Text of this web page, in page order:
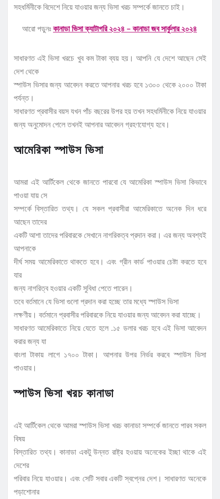
সহধর্মিনীকে বিদেশে নিয়ে যাওয়ার জন্য ভিসা খরচ সম্পর্কে জানতে চাই।
আরো পড়ুনঃকানাডা ভিসা ক্যাটাগরি ২০২৪ – কানাডা জব সার্কুলার ২০২৪
সাধারণত এই ভিসা খরচে খুব কম টাকা ব্যয় হয়। আপনি যে দেশে আছেন সেই
দেশ থেকে
স্পাউস ভিসার জন্য আবেদন করতে আপনার খরচ হবে ১৩০০ থেকে ২০০০ টাকা
পর্যন্ত।
সাধারণত প্রবাসীর বয়স যখন পাঁচ বছরের উপর হয় তখন সহধর্মিনীকে নিয়ে যাওয়ার
জন্য অনুমোদন পেলে তখনই আপনার আবেদন গ্রহণযোগ্য হবে।
আমেরিকা স্পাউস ভিসা
আমরা এই আর্টিকেল থেকে জানতে পারবো যে আমেরিকা স্পাউস ভিসা কিভাবে
পাওয়া যায় সে
সম্পর্কে বিস্তারিত তথ্য। যে সকল প্রবাসীরা আমেরিকাতে অনেক দিন ধরে
আছেন তাদের
একটি আশা তাদের পরিবারকে সেখানে নাগরিকত্ব প্রদান করা। এর জন্য অবশ্যই
আপনাকে
দীর্ঘ সময় আমেরিকাতে থাকতে হবে। এবং গ্রীন কার্ড পাওয়ার চেষ্টা করতে হবে
যার
জন্য নাগরিত্ব হওয়ার একটি সুবিধা পেতে পারেন।
তবে বর্তমানে যে ভিসা গুলো প্রদান করা হচ্ছে তার মধ্যে স্পাউস ভিসা
লক্ষণীয়। বর্তমানে প্রবাসীর পরিবারকে নিয়ে যাওয়ার জন্য আবেদন করা যাচ্ছে।
সাধারণত আমেরিকাতে নিয়ে যেতে হলে .১৫ ডলার খরচ হবে এই ভিসা আবেদন
করার জন্য যা
বাংলা টাকায় লাগে ১৭০০ টাকা। আপনার উপর নির্ভর করবে স্পাউস ভিসা
পাওয়ার।
স্পাউস ভিসা খরচ কানাডা
এই আর্টিকেল থেকে আমরা স্পাউস ভিসা খরচ কানাডা সম্পর্কে জানতে পারব সকল
বিষয়
বিস্তারিত তথ্য। কানাডা একটু উন্নত রাষ্ট্র হওয়ায় অনেকের ইচ্ছা থাকে এই
দেশের
পরিবার নিয়ে যাওয়ার। এবং সেটি সবার একটি স্বপ্নের দেশ। সাধারণত অনেকে
পড়াশোনার